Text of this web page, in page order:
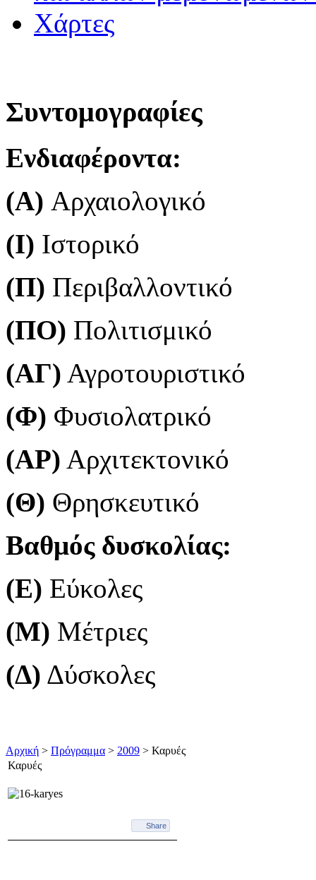
Χάρτες
Συντομογραφίες
Ενδιαφέροντα:
(Α) Aρχαιολογικό
(Ι) Ιστορικό
(Π) Περιβαλλοντικό
(ΠΟ) Πολιτισμικό
(ΑΓ) Αγροτουριστικό
(Φ) Φυσιολατρικό
(ΑΡ) Αρχιτεκτονικό
(Θ) Θρησκευτικό
Βαθμός δυσκολίας:
(Ε) Εύκολες
(Μ) Μέτριες
(Δ) Δύσκολες
Αρχική > Πρόγραμμα > 2009 > Καρυές
Καρυές
Share